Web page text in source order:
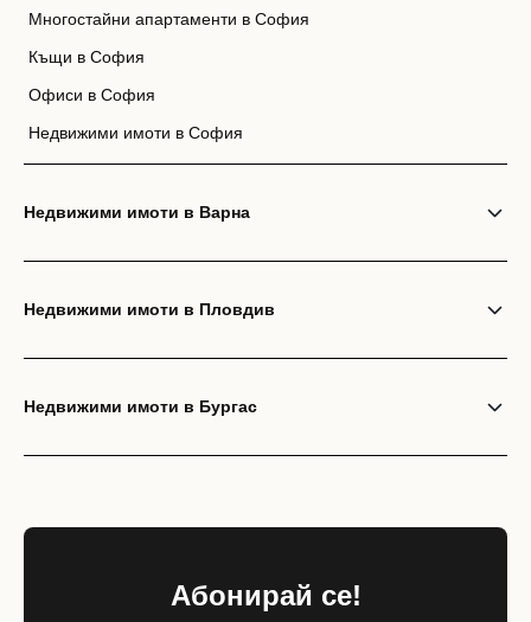
Многостайни апартаменти в София
Къщи в София
Офиси в София
Недвижими имоти в София
Недвижими имоти в Варна
Недвижими имоти в Пловдив
Недвижими имоти в Бургас
Абонирай се!